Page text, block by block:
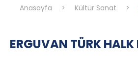
Anasayfa > Kültür Sanat >
ERGUVAN TÜRK HALK